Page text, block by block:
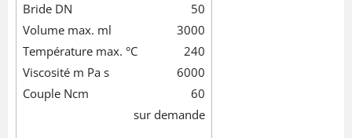
Bride DN
50
Volume max. ml
3000
Température max. °C
240
Viscosité m Pa s
6000
Couple Ncm
60
sur demande